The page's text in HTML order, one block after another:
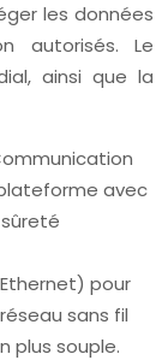
les données
autorisés. Le
ainsi que la
avec
pour
sans fil
plus souple.